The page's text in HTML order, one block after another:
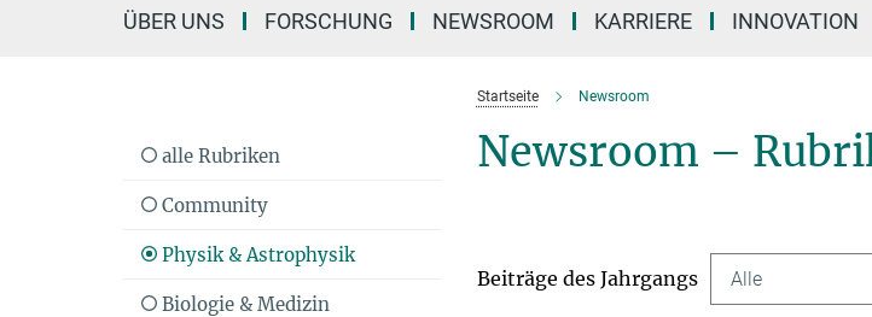
ÜBER UNS FORSCHUNG NEWSROOM KARRIERE INNOVATION
Startseite Newsroom
Newsroom –
Beiträge des Jahrgangs Alle
alle Rubriken
Community
Physik & Astrophysik
Biologie & Medizin